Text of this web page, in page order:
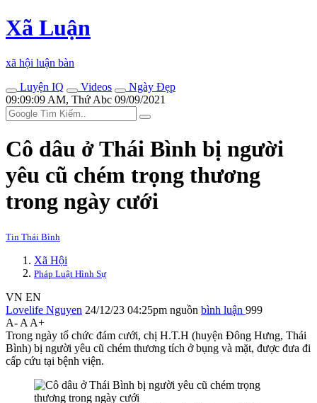
Xã Luận
xã hội luận bàn
Luyện IQ
Videos
Ngày Đẹp
09:09:09 AM, Thứ Abc 09/09/2021
Cô dâu ở Thái Bình bị người
yêu cũ chém trọng thương
trong ngày cưới
Tin Thái Bình
Xã Hội
Pháp Luật Hình Sự
VN EN
Lovelife Nguyen 24/12/23 04:25pm nguồn bình luận 999
A- A A+
Trong ngày tổ chức đám cưới, chị H.T.H (huyện Đông Hưng, Thái
Bình) bị người yêu cũ chém thương tích ở bụng và mặt, được đưa đi
cấp cứu tại bệnh viện.